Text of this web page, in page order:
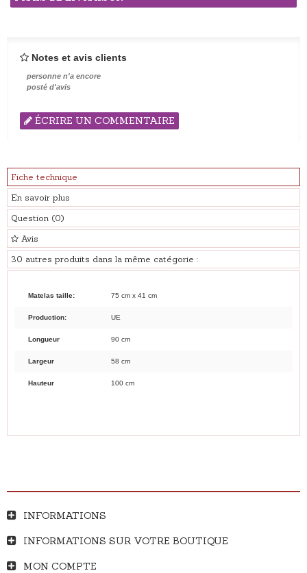
Notes et avis clients
personne n'a encore
posté d'avis
ÉCRIRE UN COMMENTAIRE
Fiche technique
En savoir plus
Question (0)
Avis
30 autres produits dans la même catégorie :
Matelas taille: 75 cm x 41 cm
Production: UE
Longueur 90 cm
Largeur 58 cm
Hauteur 100 cm
INFORMATIONS
INFORMATIONS SUR VOTRE BOUTIQUE
MON COMPTE